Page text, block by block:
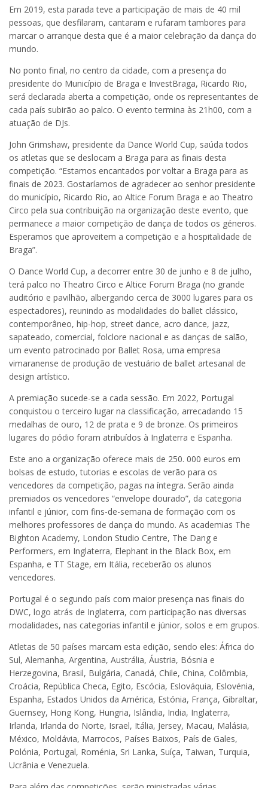
Em 2019, esta parada teve a participação de mais de 40 mil
pessoas, que desfilaram, cantaram e rufaram tambores para
marcar o arranque desta que é a maior celebração da dança do
mundo.
No ponto final, no centro da cidade, com a presença do
presidente do Município de Braga e InvestBraga, Ricardo Rio,
será declarada aberta a competição, onde os representantes de
cada país subirão ao palco. O evento termina às 21h00, com a
atuação de DJs.
John Grimshaw, presidente da Dance World Cup, saúda todos
os atletas que se deslocam a Braga para as finais desta
competição. “Estamos encantados por voltar a Braga para as
finais de 2023. Gostaríamos de agradecer ao senhor presidente
do município, Ricardo Rio, ao Altice Forum Braga e ao Theatro
Circo pela sua contribuição na organização deste evento, que
permanece a maior competição de dança de todos os géneros.
Esperamos que aproveitem a competição e a hospitalidade de
Braga”.
O Dance World Cup, a decorrer entre 30 de junho e 8 de julho,
terá palco no Theatro Circo e Altice Forum Braga (no grande
auditório e pavilhão, albergando cerca de 3000 lugares para os
espectadores), reunindo as modalidades do ballet clássico,
contemporâneo, hip-hop, street dance, acro dance, jazz,
sapateado, comercial, folclore nacional e as danças de salão,
um evento patrocinado por Ballet Rosa, uma empresa
vimaranense de produção de vestuário de ballet artesanal de
design artístico.
A premiação sucede-se a cada sessão. Em 2022, Portugal
conquistou o terceiro lugar na classificação, arrecadando 15
medalhas de ouro, 12 de prata e 9 de bronze. Os primeiros
lugares do pódio foram atribuídos à Inglaterra e Espanha.
Este ano a organização oferece mais de 250. 000 euros em
bolsas de estudo, tutorias e escolas de verão para os
vencedores da competição, pagas na íntegra. Serão ainda
premiados os vencedores “envelope dourado”, da categoria
infantil e júnior, com fins-de-semana de formação com os
melhores professores de dança do mundo. As academias The
Bighton Academy, London Studio Centre, The Dang e
Performers, em Inglaterra, Elephant in the Black Box, em
Espanha, e TT Stage, em Itália, receberão os alunos
vencedores.
Portugal é o segundo país com maior presença nas finais do
DWC, logo atrás de Inglaterra, com participação nas diversas
modalidades, nas categorias infantil e júnior, solos e em grupos.
Atletas de 50 países marcam esta edição, sendo eles: África do
Sul, Alemanha, Argentina, Austrália, Áustria, Bósnia e
Herzegovina, Brasil, Bulgária, Canadá, Chile, China, Colômbia,
Croácia, República Checa, Egito, Escócia, Eslováquia, Eslovénia,
Espanha, Estados Unidos da América, Estónia, França, Gibraltar,
Guernsey, Hong Kong, Hungria, Islândia, India, Inglaterra,
Irlanda, Irlanda do Norte, Israel, Itália, Jersey, Macau, Malásia,
México, Moldávia, Marrocos, Países Baixos, País de Gales,
Polónia, Portugal, Roménia, Sri Lanka, Suíça, Taiwan, Turquia,
Ucrânia e Venezuela.